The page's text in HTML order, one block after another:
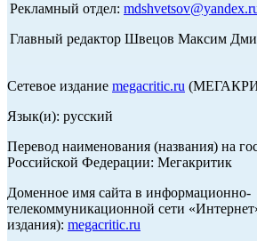
Рекламный отдел:
Главный редактор Швецов Максим
Сетевое издание megacritic.ru
Язык(и): русский
Перевод наименования (названия) на
Российской Федерации: Мегакритик
Доменное имя сайта в информационно-
телекоммуникационной сети
издания): megacritic.ru